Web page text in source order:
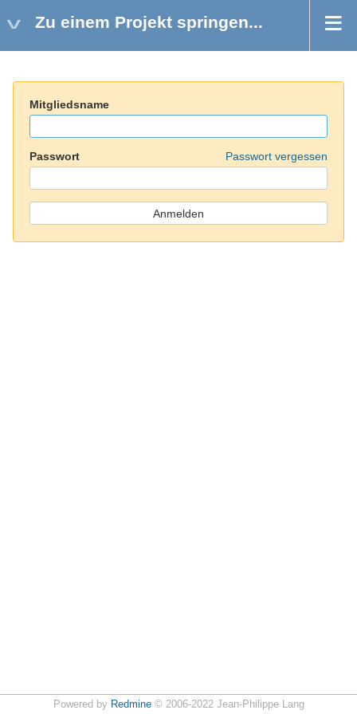
Zu einem Projekt springen...
Mitgliedsname
Passwort Passwort vergessen
Powered by Redmine© 2006-2022 Jean-Philippe Lang